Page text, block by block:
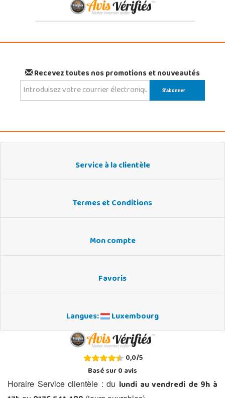
Recevez toutes nos promotions et nouveautés
Service à la clientèle
Termes et Conditions
Mon compte
Favoris
Langues: Luxembourg
0,0/5
Basé sur0avis
Horaire Service clientèle : du lundi au vendredi de 9h à